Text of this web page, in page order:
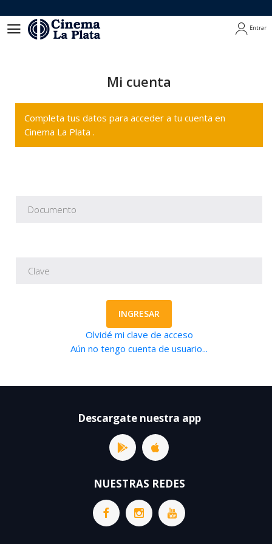
Entrar
Mi cuenta
Completa tus datos para acceder a tu cuenta en
Cinema La Plata .
INGRESAR
Olvidé mi clave de acceso
Aún no tengo cuenta de usuario...
Descargate nuestra app
NUESTRAS REDES